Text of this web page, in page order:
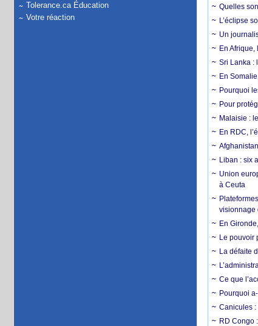
Tolerance.ca Éducation
Votre réaction
Quelles
L’éclipse
Un
En
Sri Lanka :
En
Pourquoi
Pour
Malaisie :
En RDC,
Liban : six
Union
à Ceuta
visionnage
En
Le pouvoir
La défaite
Ce que
Pourquoi
Canicules :
RD Congo